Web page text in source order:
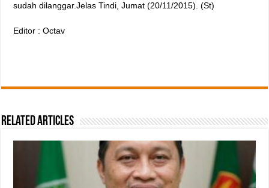
sudah dilanggar.Jelas Tindi, Jumat (20/11/2015). (St)
Editor : Octav
Related Articles